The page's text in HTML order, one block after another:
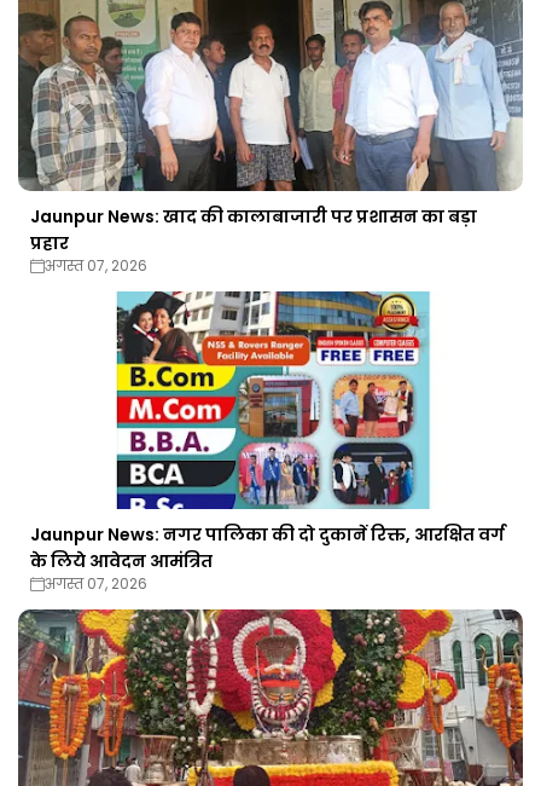
Jaunpur News: खाद की कालाबाजारी पर प्रशासन का बड़ा
प्रहार
अगस्त 07, 2026
Jaunpur News: नगर पालिका की दो दुकानें रिक्त, आरक्षित वर्ग
के लिये आवेदन आमंत्रित
अगस्त 07, 2026